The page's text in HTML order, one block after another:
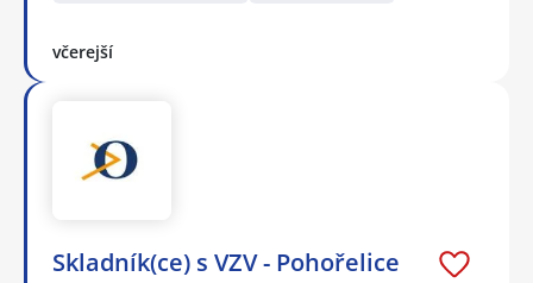
včerejší
Skladník(ce) s VZV - Pohořelice